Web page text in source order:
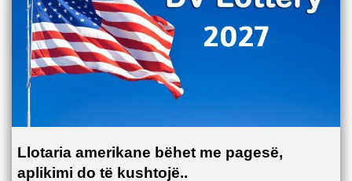
Llotaria amerikane bëhet me pagesë,
aplikimi do të kushtojë..